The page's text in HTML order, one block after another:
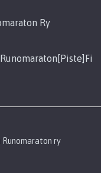
Ry
Runomaraton ry